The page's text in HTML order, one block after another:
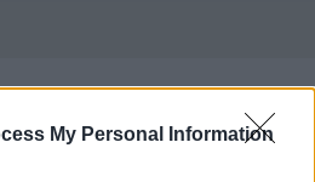
My Personal Information